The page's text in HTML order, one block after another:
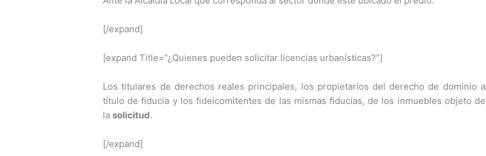
[/expand]
[expand Title=”¿Quienes pueden solicitar licencias urbanísticas?”]
Los titulares de derechos reales principales, los propietarios del derecho de dominio a
título de fiducia y los fideicomitentes de las mismas fiducias, de los inmuebles objeto de
lasolicitud.
[/expand]